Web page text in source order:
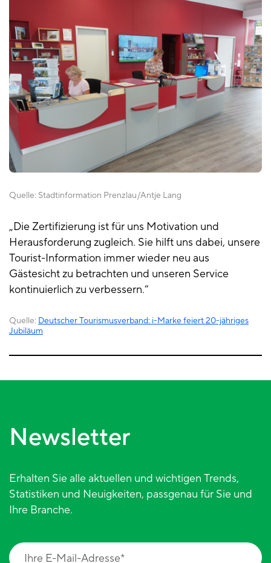
Quelle: Stadtinformation Prenzlau Antje Lang
„Die Zertifizierung ist für uns Motivation und
Herausforderung zugleich. Sie hilft uns dabei, unsere
Tourist-Information immer wieder neu aus
Gästesicht zu betrachten und unseren Service
kontinuierlich zu verbessern.“
Quelle: Deutscher Tourismusverband: i-Marke feiert 20-jähriges
Jubiläum
Newsletter
Erhalten Sie alle aktuellen und wichtigen Trends,
Statistiken und Neuigkeiten, passgenau für Sie und
Ihre Branche.